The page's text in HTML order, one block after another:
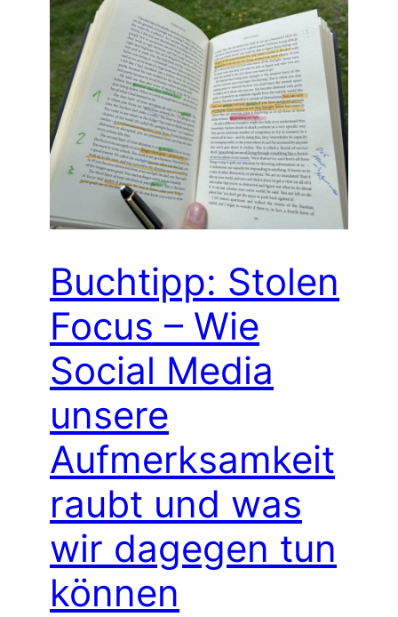
Buchtipp: Stolen
Focus – Wie
Social Media
unsere
Aufmerksamkeit
raubt und was
wir dagegen tun
können